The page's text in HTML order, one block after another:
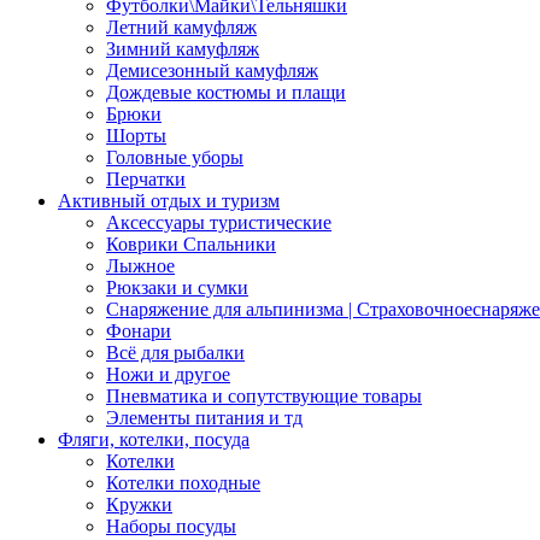
Футболки\Майки\Тельняшки
Летний камуфляж
Зимний камуфляж
Демисезонный камуфляж
Дождевые костюмы и плащи
Брюки
Шорты
Головные уборы
Перчатки
Активный отдых и туризм
Аксессуары туристические
Коврики Спальники
Лыжное
Рюкзаки и сумки
Снаряжение для альпинизма |
Фонари
Всё для рыбалки
Ножи и другое
Пневматика и сопутствующие товары
Элементы питания и тд
Фляги, котелки, посуда
Котелки
Котелки походные
Кружки
Наборы посуды